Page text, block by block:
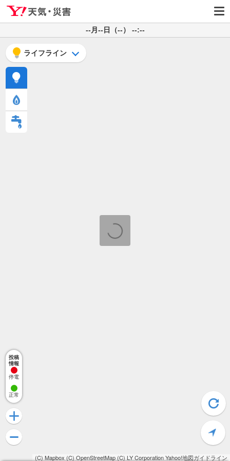
--月--日（--） --:--
(C) Mapbox (C) OpenStreetMap(C) LY CorporationYahoo!地図ガイドライン
ライフライン
投稿
情報
停電
正常